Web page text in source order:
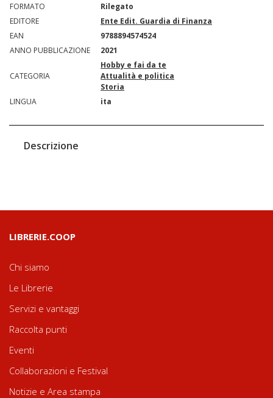
FORMATO
Rilegato
EDITORE
Ente Edit. Guardia di Finanza
EAN
9788894574524
ANNO PUBBLICAZIONE
2021
CATEGORIA
Hobby e fai da te
Attualità e politica
Storia
LINGUA
ita
Descrizione
LIBRERIE.COOP
Chi siamo
Le Librerie
Servizi e vantaggi
Raccolta punti
Eventi
Collaborazioni e Festival
Notizie e Area stampa